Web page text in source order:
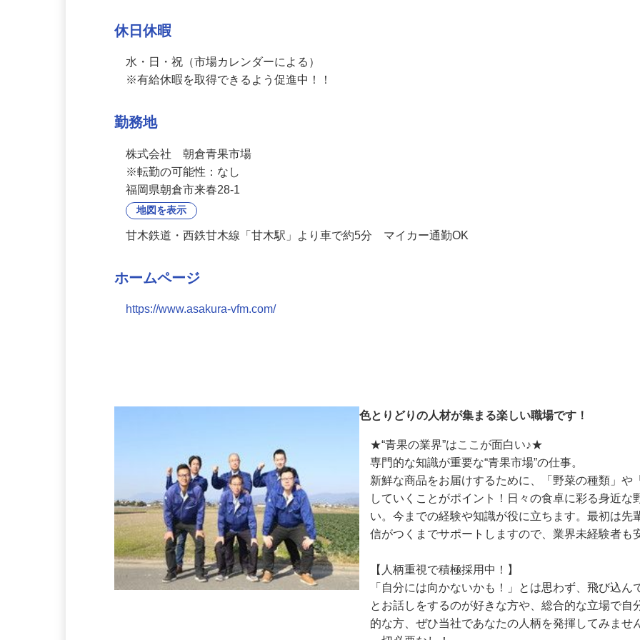
休日休暇
※有給休暇を取得できるよう促進中！！
勤務地
株式会社　朝倉青果市場
※転勤の可能性：なし
甘木鉄道・西鉄甘木線「甘木駅」より車で約5分 マイカー通勤OK
ホームページ
色とりどりの人材が集まる楽しい職場です！
★“青果の業界”はここが面白い♪★
専門的な知識が重要な“青果市場”の仕事。
新鮮な商品をお届けするために、「野菜の種類
していくことがポイント！日々の食卓に彩る身近
信がつくまでサポートしますので、業界未経験者
【人柄重視で積極採用中！】
「自分には向かないかも！」とは思わず、飛び込